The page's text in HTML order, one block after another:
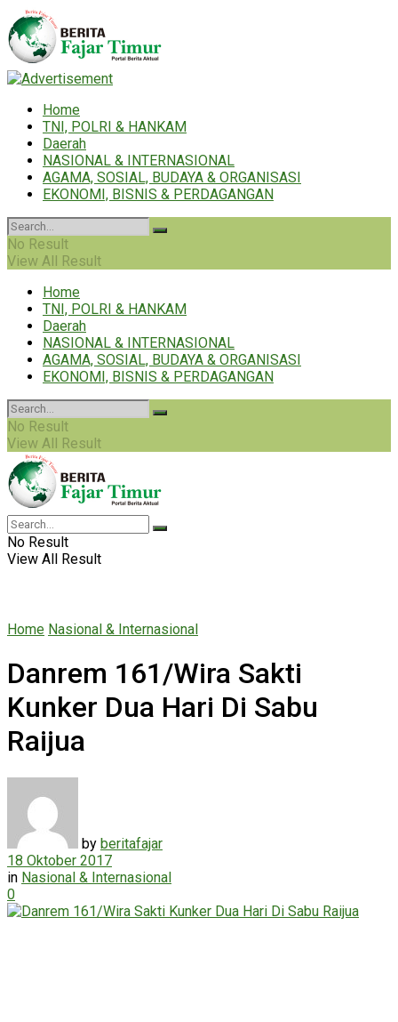
Home
TNI, POLRI & HANKAM
Daerah
NASIONAL & INTERNASIONAL
AGAMA, SOSIAL, BUDAYA & ORGANISASI
EKONOMI, BISNIS & PERDAGANGAN
No Result
View All Result
Home
TNI, POLRI & HANKAM
Daerah
NASIONAL & INTERNASIONAL
AGAMA, SOSIAL, BUDAYA & ORGANISASI
EKONOMI, BISNIS & PERDAGANGAN
No Result
View All Result
No Result
View All Result
Home Nasional & Internasional
Danrem 161/Wira Sakti
Kunker Dua Hari Di Sabu
Raijua
by beritafajar
18 Oktober 2017
in Nasional & Internasional
0